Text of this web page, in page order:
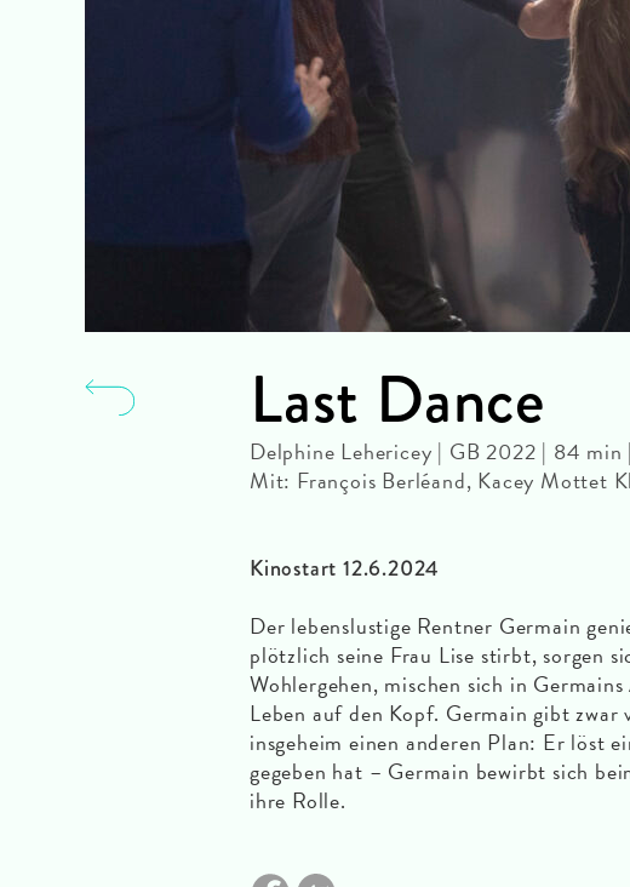
Last Dance
Delphine Lehericey | GB 2022 | 84 min
Mit: François Berléand, Kacey Mottet
Kinostart 12.6.2024
Der lebenslustige Rentner Germain
plötzlich seine Frau Lise stirbt, sorgen
Wohlergehen, mischen sich in
Leben auf den Kopf. Germain gibt
insgeheim einen anderen Plan: Er löst
gegeben hat – Germain bewirbt sich
ihre Rolle.